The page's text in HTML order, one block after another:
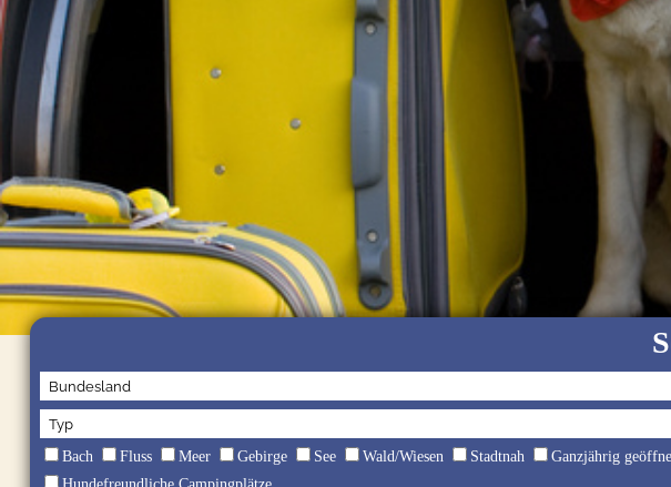
Bach Fluss Meer Gebirge See Wald/Wiesen Stadtnah
Ganzjährig